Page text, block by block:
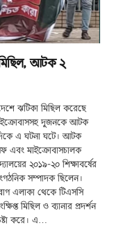
মিছিল, আটক ২
ঝটিকা মিছিল করেছে
দুজনকে আটক
এ ঘটনা ঘটে। আটক
এবং মাইক্রোবাসচালক
২০১৯-২০ শিক্ষাবর্ষের
সম্পাদক ছিলেন।
এলাকা থেকে টিএসসি
মিছিল ও ব্যানার প্রদর্শন
করে। এ…